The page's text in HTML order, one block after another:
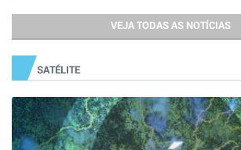
VEJA TODAS AS NOTÍCIAS
SATÉLITE